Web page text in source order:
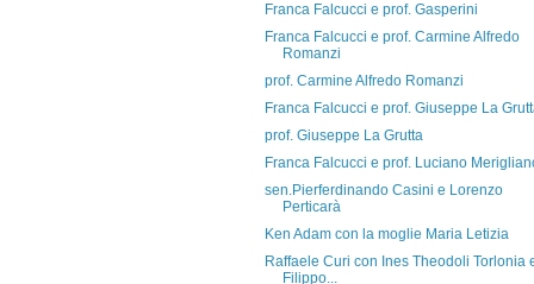
Franca Falcucci e prof. Gasperini
Franca Falcucci e prof. Carmine Alfredo
Romanzi
prof. Carmine Alfredo Romanzi
Franca Falcucci e prof. Giuseppe La
prof. Giuseppe La Grutta
Franca Falcucci e prof. Luciano
sen.Pierferdinando Casini e Lorenzo
Perticarà
Ken Adam con la moglie Maria Letizia
Raffaele Curi con Ines Theodoli Torlonia
Filippo...